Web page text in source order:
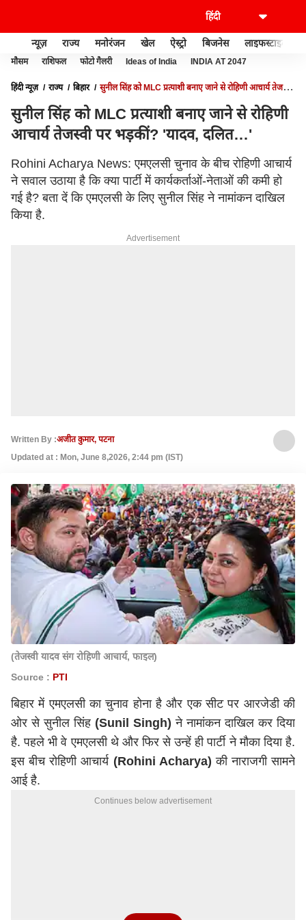
न्यूज़ राज्य मनोरंजन खेल ऐस्ट्रो बिजनेस लाइफस्टाइल
मौसम राशिफल फोटो गैलरी Ideas of India INDIA AT 2047
हिंदी न्यूज़ राज्य बिहार
सुनील सिंह को MLC प्रत्याशी बनाए जाने से रोहिणी आचार्य तेजस्वी
सुनील सिंह को MLC प्रत्याशी बनाए जाने से रोहिणी
आचार्य तेजस्वी पर भड़कीं? 'यादव, दलित…'
Rohini Acharya News: एमएलसी चुनाव के बीच रोहिणी आचार्य
ने सवाल उठाया है कि क्या पार्टी में कार्यकर्ताओं-नेताओं की कमी हो
गई है? बता दें कि एमएलसी के लिए सुनील सिंह ने नामांकन दाखिल
किया है.
Advertisement
Written By :अजीत कुमार, पटना
Updated at : Mon, June 8,2026, 2:44 pm (IST)
(तेजस्वी यादव संग रोहिणी आचार्य, फाइल)
Source : PTI
बिहार में एमएलसी का चुनाव होना है और एक सीट पर आरजेडी की
ओर से सुनील सिंह (Sunil Singh) ने नामांकन दाखिल कर दिया
है. पहले भी वे एमएलसी थे और फिर से उन्हें ही पार्टी ने मौका दिया है.
इस बीच रोहिणी आचार्य(Rohini Acharya) की नाराजगी सामने
आई है.
Continues below advertisement